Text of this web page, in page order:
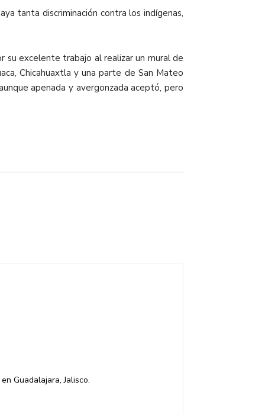
tanta discriminación contra los indígenas,
su excelente trabajo al realizar un mural de
Chicahuaxtla y una parte de San Mateo
apenada y avergonzada aceptó, pero
Guadalajara, Jalisco.